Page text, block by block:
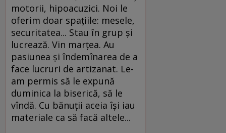
motorii, hipoacuzici. Noi le
oferim doar spaţiile: mesele,
securitatea... Stau în grup şi
lucrează. Vin marţea. Au
pasiunea şi îndemînarea de a
face lucruri de artizanat. Le-
am permis să le expună
duminica la biserică, să le
vîndă. Cu bănuţii aceia îşi iau
materiale ca să facă altele...